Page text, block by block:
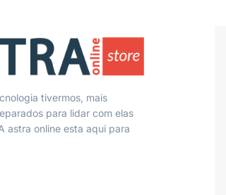
tivermos, mais
para lidar com elas
astra online esta aqui para